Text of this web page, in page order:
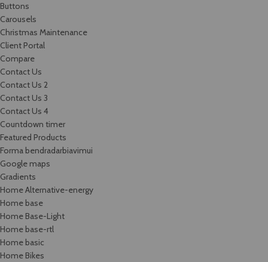
Buttons
Carousels
Christmas Maintenance
Client Portal
Compare
Contact Us
Contact Us 2
Contact Us 3
Contact Us 4
Countdown timer
Featured Products
Forma bendradarbiavimui
Google maps
Gradients
Home Alternative-energy
Home base
Home Base-Light
Home base-rtl
Home basic
Home Bikes